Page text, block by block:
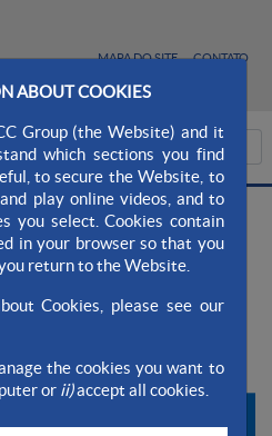
ABOUT COOKIES
Group (the Website) and it
which sections you find
to secure the Website, to
play online videos, and to
you select. Cookies contain
in your browser so that you
return to the Website.
Cookies, please see our
the cookies you want to
or ii)accept all cookies.
MAPA DO SITE CONTATO
> Atualidade >
> Noticias